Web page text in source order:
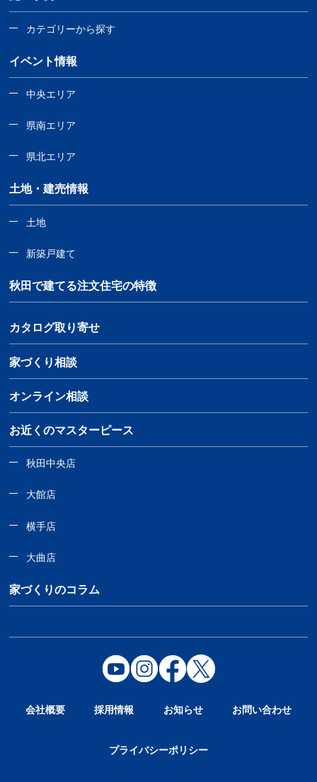
カテゴリーから探す
イベント情報
中央エリア
県南エリア
県北エリア
土地・建売情報
土地
新築戸建て
秋田で建てる注文住宅の特徴
カタログ取り寄せ
家づくり相談
オンライン相談
お近くのマスターピース
秋田中央店
大館店
横手店
大曲店
家づくりのコラム
会社概要 採用情報 お知らせ お問い合わせ
プライバシーポリシー